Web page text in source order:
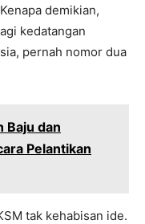
demikian,
kedatangan
pernah nomor dua
Baju dan
Pelantikan
tak kehabisan ide.